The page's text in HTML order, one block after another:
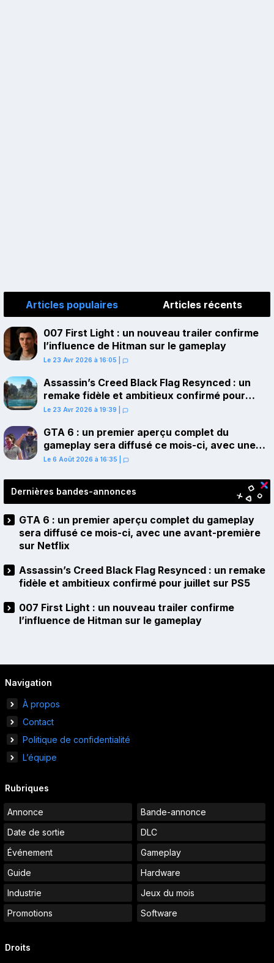
Articles populaires Articles récents
007 First Light : un nouveau trailer confirme
l’influence de Hitman sur le gameplay
Le 23 Avr 2026 à 16:05
Assassin’s Creed Black Flag Resynced : un
remake fidèle et ambitieux confirmé pour
juillet sur PS5
Le 23 Avr 2026 à 19:39
GTA 6 : un premier aperçu complet du
gameplay sera diffusé ce mois-ci, avec une
avant-première sur Netflix
Le 6 Août 2026 à 16:35
Dernières bandes-annonces
GTA 6 : un premier aperçu complet du gameplay
sera diffusé ce mois-ci, avec une avant-première
sur Netflix
Assassin’s Creed Black Flag Resynced : un remake
fidèle et ambitieux confirmé pour juillet sur PS5
007 First Light : un nouveau trailer confirme
l’influence de Hitman sur le gameplay
Navigation
À propos
Contact
Politique de confidentialité
L’équipe
Rubriques
Annonce
Bande-annonce
Date de sortie
DLC
Événement
Gameplay
Guide
Hardware
Industrie
Jeux du mois
Promotions
Software
Droits